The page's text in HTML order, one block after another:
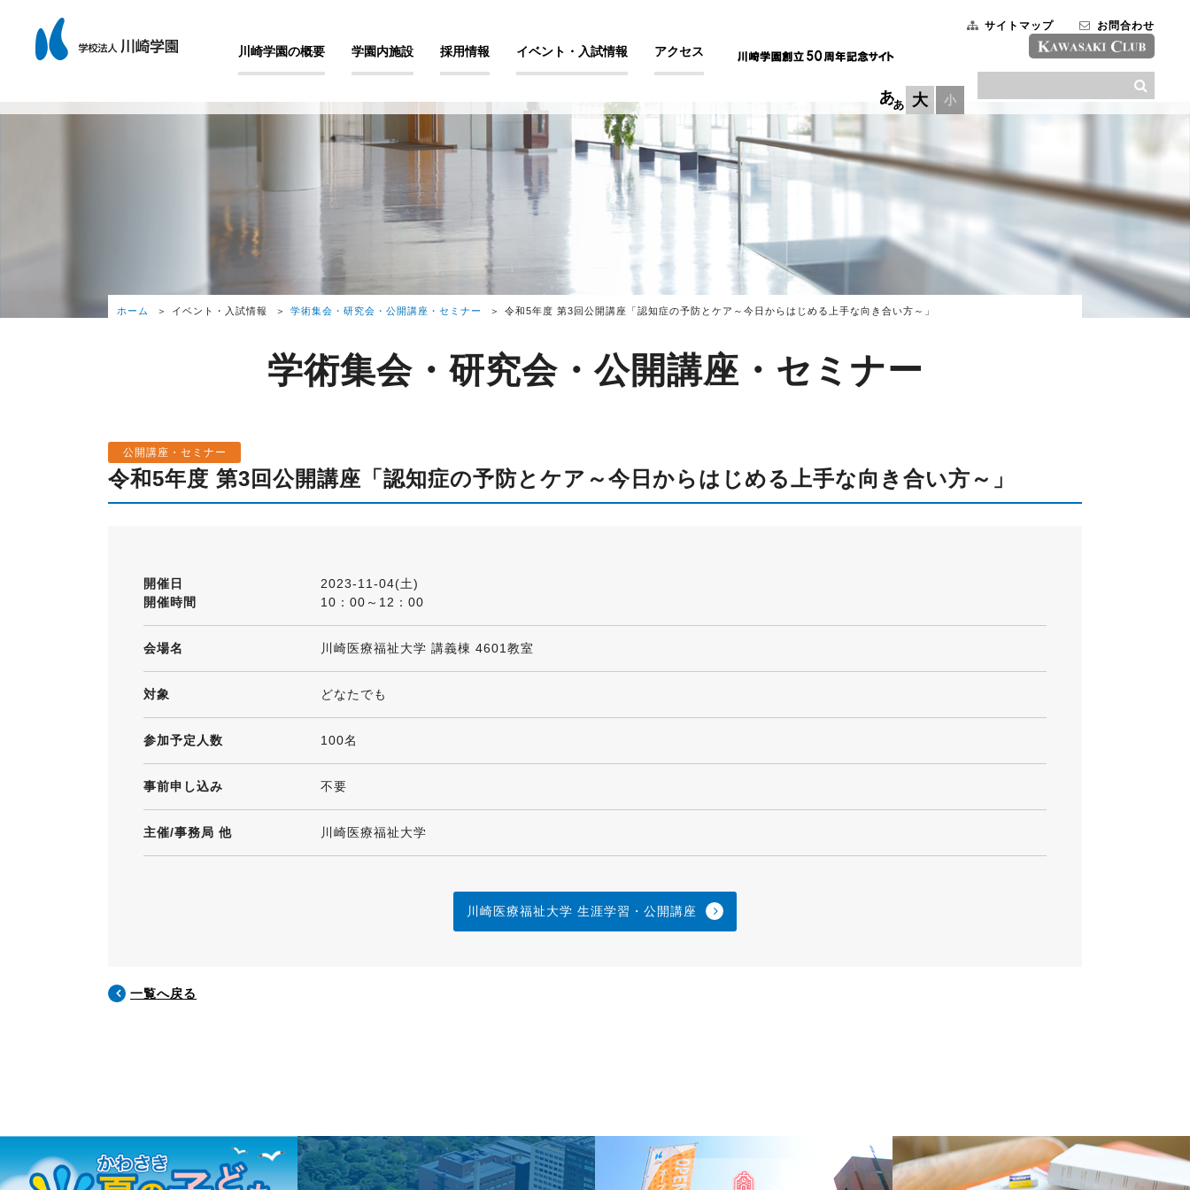
川崎学園の概要 学園内施設 採用情報 イベント・入試情報 アクセス
サイトマップ お問合わせ
大 小
ホーム イベント・入試情報 学術集会・研究会・公開講座・セミナー 令和5年度 第3回公開講座「認知症の予防とケア～今日からはじめる上手な向き合い方～」
学術集会・研究会・公開講座・セミナー
公開講座・セミナー
令和5年度 第3回公開講座「認知症の予防とケア～今日からはじめる上手な向き合い方～」
開催日
開催時間
2023-11-04(土)
10：00～12：00
会場名 川崎医療福祉大学 講義棟 4601教室
対象 どなたでも
参加予定人数 100名
事前申し込み 不要
主催/事務局 他 川崎医療福祉大学
川崎医療福祉大学 生涯学習・公開講座
一覧へ戻る